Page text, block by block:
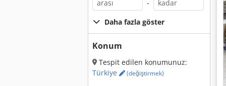
-
Daha fazla göster
Konum
Tespit edilen konumunuz:
Türkiye
(değiştirmek)